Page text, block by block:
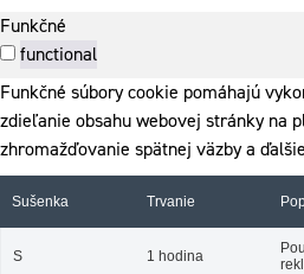
Funkčné
functional
Funkčné súbory cookie pomáhajú
zdieľanie obsahu webovej stránky na
zhromažďovanie spätnej väzby a
Sušenka Trvanie
S 1 hodina